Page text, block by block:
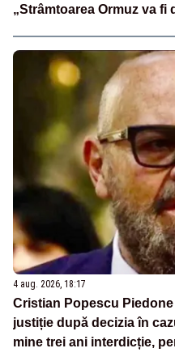
„Strâmtoarea Ormuz va fi
4 aug. 2026, 18:17
Cristian Popescu
justiție după decizia în
mine trei ani interdicție,